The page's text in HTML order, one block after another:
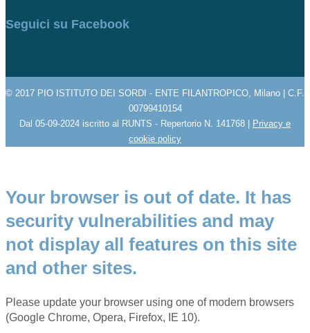
Seguici su Facebook
© 2017 PIO ISTITUTO DEI SORDI - ENTE FILANTROPICO, Milano | C.F.
00799410154
Dal 05-09-2024 iscritto al RUNTS - Repertorio N. 141768 | Privacy e
cookie policy
Your browser is out of date. It has
security vulnerabilities and may
not display all features on this site
and other sites.
Please update your browser using one of modern browsers
(Google Chrome, Opera, Firefox, IE 10).